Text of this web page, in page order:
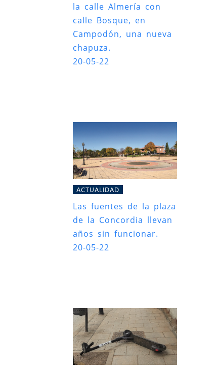
la calle Almería con
calle Bosque, en
Campodón, una nueva
chapuza.
20-05-22
ACTUALIDAD
Las fuentes de la plaza
de la Concordia llevan
años sin funcionar.
20-05-22